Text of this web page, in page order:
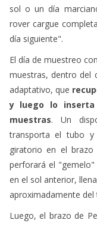
sol o un día
rover cargue
día siguiente".
El día de muestreo
muestras, dentro del
adaptativo, que
y luego lo
muestras. Un
transporta el tubo
giratorio en el brazo
perforará el
en el sol anterior,
aproximadamente
Luego, el brazo de